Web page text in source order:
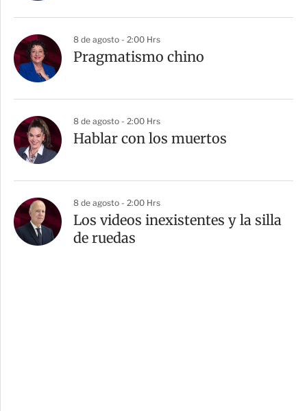
8 de agosto - 2:00 Hrs
Pragmatismo chino
8 de agosto - 2:00 Hrs
Hablar con los muertos
8 de agosto - 2:00 Hrs
Los videos inexistentes y la silla
de ruedas